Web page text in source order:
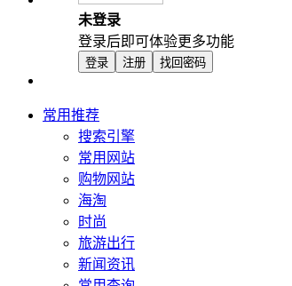
未登录
登录后即可体验更多功能
登录 注册 找回密码
常用推荐
搜索引擎
常用网站
购物网站
海淘
时尚
旅游出行
新闻资讯